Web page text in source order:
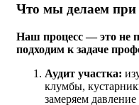
Что мы делаем
Наш процесс — это не
подходим к задаче
Аудит участка:
клумбы,
замеряем давление